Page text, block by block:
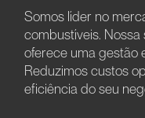
Somos líder no
combustíveis. Nossa
oferece uma gestão
Reduzimos custos
eficiência do seu